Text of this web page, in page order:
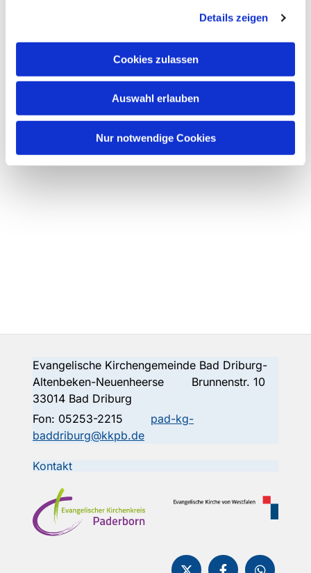
Details zeigen
Cookies zulassen
Auswahl erlauben
Nur notwendige Cookies
Evangelische Kirchengemeinde Bad Driburg-
Altenbeken-Neuenheerse Brunnenstr. 10
33014 Bad Driburg
Fon: 05253-2215
pad-kg-
baddriburg@kkpb.de
Kontakt